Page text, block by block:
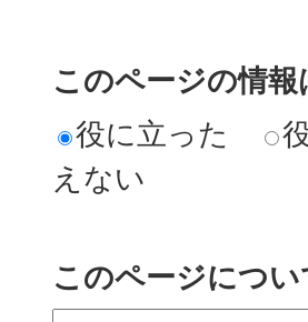
このページの情
役に立った
えない
このページにつ